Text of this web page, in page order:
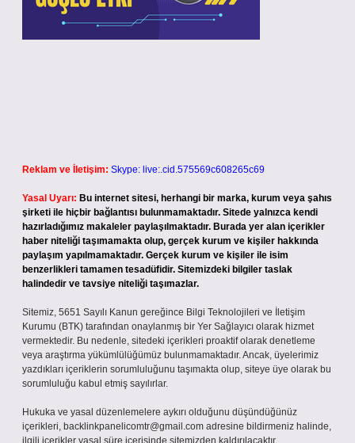
Reklam ve İletişim: Skype: live:.cid.575569c608265c69
Yasal Uyarı: Bu internet sitesi, herhangi bir marka, kurum veya şahıs
şirketi ile hiçbir bağlantısı bulunmamaktadır. Sitede yalnızca kendi
hazırladığımız makaleler paylaşılmaktadır. Burada yer alan içerikler
haber niteliği taşımamakta olup, gerçek kurum ve kişiler hakkında
paylaşım yapılmamaktadır. Gerçek kurum ve kişiler ile isim
benzerlikleri tamamen tesadüfidir. Sitemizdeki bilgiler taslak
halindedir ve tavsiye niteliği taşımazlar.
Sitemiz, 5651 Sayılı Kanun gereğince Bilgi Teknolojileri ve İletişim
Kurumu (BTK) tarafından onaylanmış bir Yer Sağlayıcı olarak hizmet
vermektedir. Bu nedenle, sitedeki içerikleri proaktif olarak denetleme
veya araştırma yükümlülüğümüz bulunmamaktadır. Ancak, üyelerimiz
yazdıkları içeriklerin sorumluluğunu taşımakta olup, siteye üye olarak bu
sorumluluğu kabul etmiş sayılırlar.
Hukuka ve yasal düzenlemelere aykırı olduğunu düşündüğünüz
içerikleri, backlinkpanelicomtr@gmail.com adresine bildirmeniz halinde,
ilgili içerikler yasal süre içerisinde sitemizden kaldırılacaktır.